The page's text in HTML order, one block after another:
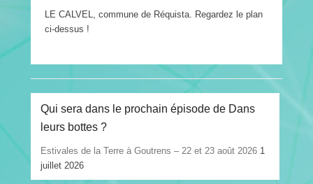
LE CALVEL, commune de Réquista. Regardez le plan
ci-dessus !
Qui sera dans le prochain épisode de Dans
leurs bottes ?
Estivales de la Terre à Goutrens – 22 et 23 août 2026 1
juillet 2026